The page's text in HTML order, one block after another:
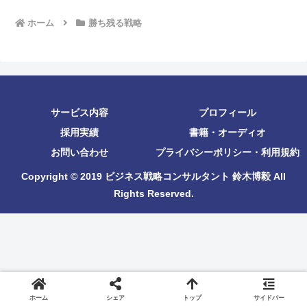
ホーム 勝ち残る戦略
サービス内容
プロフィール
採用実績
書籍・オーディオ
お問い合わせ
プライバシーポリシー・利用規約
Copyright © 2019 ビジネス戦略コンサルタント 鈴木博毅 All
Rights Reserved.
ホーム シェア トップ サイドバー